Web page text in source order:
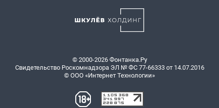
© 2000-2026 Фонтанка.Ру
Свидетельство Роскомнадзора ЭЛ № ФС 77-66333 от 14.07.2016
© ООО «Интернет Технологии»